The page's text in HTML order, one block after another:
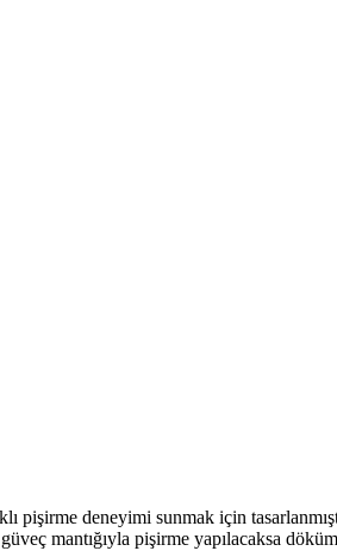
pişirme deneyimi sunmak için
mantığıyla pişirme yapılacaksa